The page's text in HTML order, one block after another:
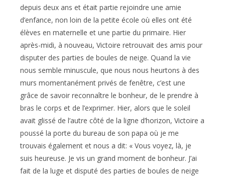
depuis deux ans et était partie rejoindre une amie
d’enfance, non loin de la petite école où elles ont été
élèves en maternelle et une partie du primaire. Hier
après-midi, à nouveau, Victoire retrouvait des amis pour
disputer des parties de boules de neige. Quand la vie
nous semble minuscule, que nous nous heurtons à des
murs momentanément privés de fenêtre, c’est une
grâce de savoir reconnaître le bonheur, de le prendre à
bras le corps et de l’exprimer. Hier, alors que le soleil
avait glissé de l’autre côté de la ligne d’horizon, Victoire a
poussé la porte du bureau de son papa où je me
trouvais également et nous a dit: « Vous voyez, là, je
suis heureuse. Je vis un grand moment de bonheur. J’ai
fait de la luge et disputé des parties de boules de neige